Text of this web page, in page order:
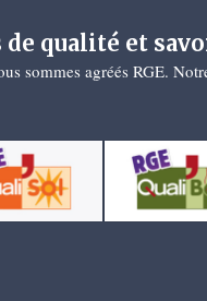
de qualité et
sommes agréés RGE.